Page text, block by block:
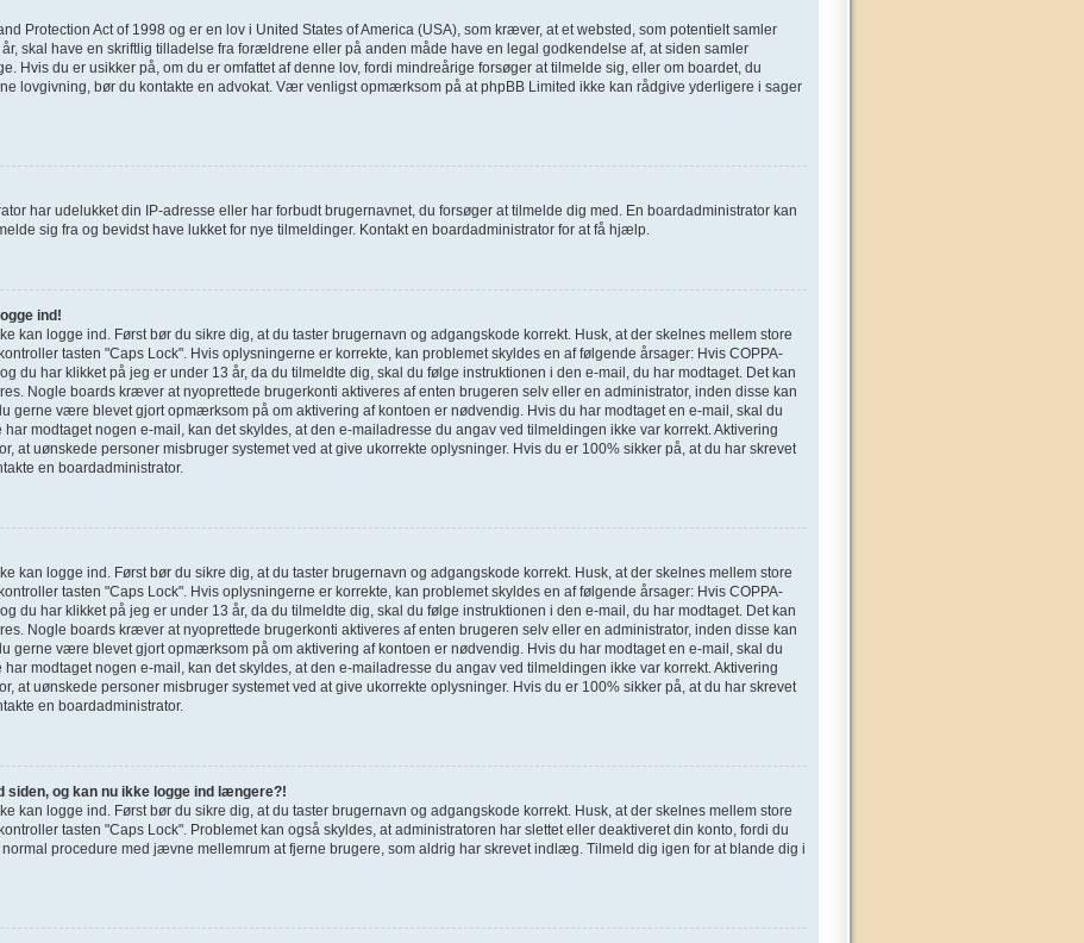
Protection Act of 1998 og er en lov i United States of America (USA), som kræver, at et websted, som potentielt samler
skal have en skriftlig tilladelse fra forældrene eller på anden måde have en legal godkendelse af, at siden samler
Hvis du er usikker på, om du er omfattet af denne lov, fordi mindreårige forsøger at tilmelde sig, eller om boardet, du
lovgivning, bør du kontakte en advokat. Vær venligst opmærksom på at phpBB Limited ikke kan rådgive yderligere i sager
har udelukket din IP-adresse eller har forbudt brugernavnet, du forsøger at tilmelde dig med. En boardadministrator kan
sig fra og bevidst have lukket for nye tilmeldinger. Kontakt en boardadministrator for at få hjælp.
ind!
kan logge ind. Først bør du sikre dig, at du taster brugernavn og adgangskode korrekt. Husk, at der skelnes mellem store
tasten "Caps Lock". Hvis oplysningerne er korrekte, kan problemet skyldes en af følgende årsager: Hvis COPPA-
du har klikket på jeg er under 13 år, da du tilmeldte dig, skal du følge instruktionen i den e-mail, du har modtaget. Det kan
Nogle boards kræver at nyoprettede brugerkonti aktiveres af enten brugeren selv eller en administrator, inden disse kan
gerne være blevet gjort opmærksom på om aktivering af kontoen er nødvendig. Hvis du har modtaget en e-mail, skal du
modtaget nogen e-mail, kan det skyldes, at den e-mailadresse du angav ved tilmeldingen ikke var korrekt. Aktivering
at uønskede personer misbruger systemet ved at give ukorrekte oplysninger. Hvis du er 100% sikker på, at du har skrevet
en boardadministrator.
kan logge ind. Først bør du sikre dig, at du taster brugernavn og adgangskode korrekt. Husk, at der skelnes mellem store
tasten "Caps Lock". Hvis oplysningerne er korrekte, kan problemet skyldes en af følgende årsager: Hvis COPPA-
du har klikket på jeg er under 13 år, da du tilmeldte dig, skal du følge instruktionen i den e-mail, du har modtaget. Det kan
Nogle boards kræver at nyoprettede brugerkonti aktiveres af enten brugeren selv eller en administrator, inden disse kan
gerne være blevet gjort opmærksom på om aktivering af kontoen er nødvendig. Hvis du har modtaget en e-mail, skal du
modtaget nogen e-mail, kan det skyldes, at den e-mailadresse du angav ved tilmeldingen ikke var korrekt. Aktivering
at uønskede personer misbruger systemet ved at give ukorrekte oplysninger. Hvis du er 100% sikker på, at du har skrevet
en boardadministrator.
og kan nu ikke logge ind længere?!
kan logge ind. Først bør du sikre dig, at du taster brugernavn og adgangskode korrekt. Husk, at der skelnes mellem store
tasten "Caps Lock". Problemet kan også skyldes, at administratoren har slettet eller deaktiveret din konto, fordi du
procedure med jævne mellemrum at fjerne brugere, som aldrig har skrevet indlæg. Tilmeld dig igen for at blande dig i